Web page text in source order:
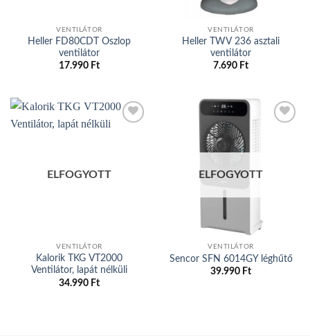
VENTILÁTOR
Heller FD80CDT Oszlop
ventilátor
17.990 Ft
VENTILÁTOR
Heller TWV 236 asztali
ventilátor
7.690 Ft
ELFOGYOTT
VENTILÁTOR
Kalorik TKG VT2000
Ventilátor, lapát nélküli
34.990 Ft
ELFOGYOTT
VENTILÁTOR
Sencor SFN 6014GY léghűtő
39.990 Ft